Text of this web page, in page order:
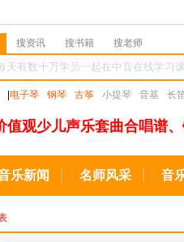
搜资讯 搜书籍 搜老师
电子琴 钢琴 古筝 小提琴 音基 长
值观少儿声乐套曲合唱谱
乐新闻 名师风采 音